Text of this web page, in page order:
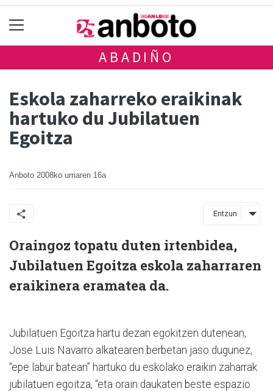
ABADIÑO
Eskola zaharreko eraikinak
hartuko du Jubilatuen
Egoitza
Anboto 2008ko urriaren 16a
Entzun
Oraingoz topatu duten irtenbidea,
Jubilatuen Egoitza eskola zaharraren
eraikinera eramatea da.
Jubilatuen Egoitza hartu dezan egokitzen dutenean,
Jose Luis Navarro alkatearen berbetan jaso dugunez,
“epe labur batean” hartuko du eskolako eraikin zaharrak
jubilatuen egoitza, “eta orain daukaten beste espazio